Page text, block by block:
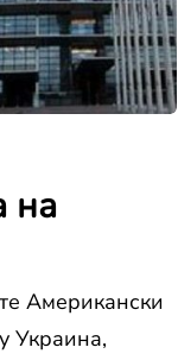
на
Американски
Украина,